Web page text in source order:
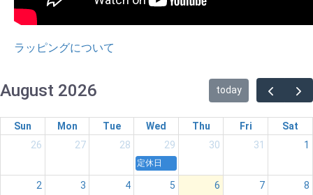
ラッピングについて
August 2026 today
Sun Mon Tue Wed Thu Fri
Sat
26
27 28 29
定休日
30 31 1
2 3 4 5 6 7 8